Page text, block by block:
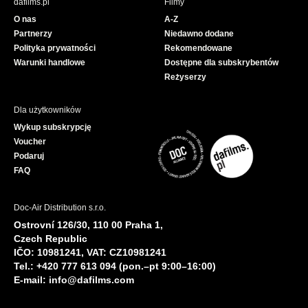
e
dafilms.pl
O nas
Partnerzy
Polityka prywatności
Warunki handlowe
Filmy
A-Z
Niedawno dodane
Rekomendowane
Dostępne dla subskrybentów
Reżyserzy
Dla użytkowników
Wykup subskrypcję
Voucher
Podaruj
FAQ
Doc-Air Distribution s.r.o.
Ostrovní 126/30, 110 00 Praha 1,
Czech Republic
IČO: 10981241, VAT: CZ10981241
Tel.: +420 777 613 094 (pon.–pt 9:00–16:00)
E-mail: info@dafilms.com